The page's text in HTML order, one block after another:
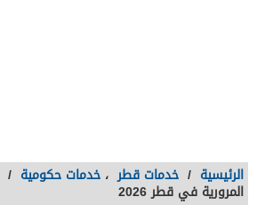
الرئيسية / خدمات قطر ، خدمات حكومية /
المرورية في قطر 2026